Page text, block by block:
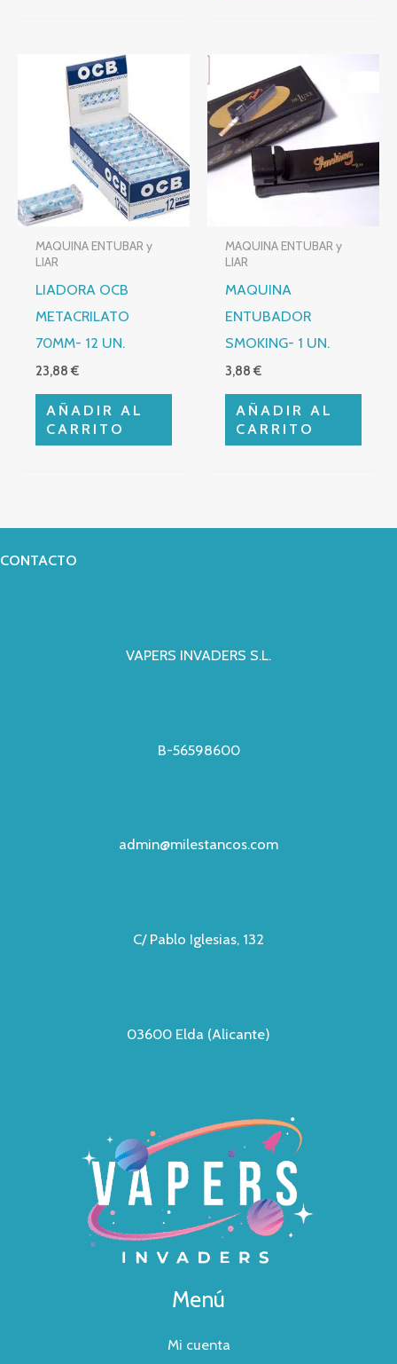
MAQUINA ENTUBAR y
LIAR
LIADORA OCB
METACRILATO
70MM- 12 UN.
23,88€
AÑADIR AL
CARRITO
MAQUINA ENTUBAR y
LIAR
MAQUINA
ENTUBADOR
SMOKING- 1 UN.
3,88€
AÑADIR AL
CARRITO
CONTACTO
VAPERS INVADERS S.L.
B-56598600
admin@milestancos.com
C/ Pablo Iglesias, 132
03600 Elda (Alicante)
Menú
Mi cuenta